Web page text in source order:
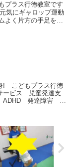
プラス行徳教室です
気にギャロップ運動
よく片方の手足を動
! こどもプラス行徳
ービス 児童発達支
発達障害 運